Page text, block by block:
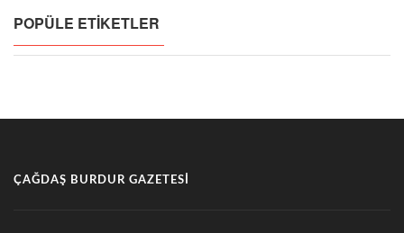
POPÜLE ETIKETLER
ÇAĞDAŞ BURDUR GAZETESI